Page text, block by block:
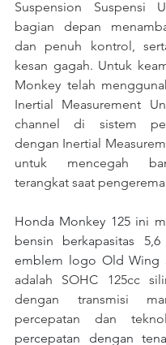
Suspension​ Suspensi
bagian depan
dan penuh kontrol,
kesan gagah​. Untuk
Monkey telah
Inertial Measurement
channel di sistem
dengan Inertial
untuk mencegah
terangkat saat
Honda Monkey 125 ini
bensin berkapasitas
emblem logo Old Wing
adalah SOHC 125cc
dengan transmisi
percepatan dengan